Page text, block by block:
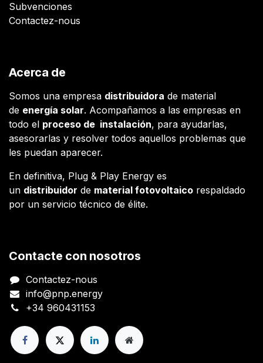
Subvenciones
Contactez-nous
Acerca de
Somos una empresa distribuidora de material
de energía solar. Acompañamos a las empresas en
todo el proceso de instalación, para ayudarlas,
asesorarlas y resolver todos aquellos problemas que
les puedan aparecer.
En definitiva, Plug & Play Energy es
un distribuidor de material fotovoltaico respaldado
por un servicio técnico de élite.
Contacte con nosotros
Contactez-nous
info@pnp.energy
+34 960431153